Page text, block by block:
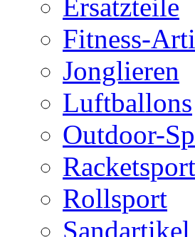
Ersatzteile
Fitness-
Jonglieren
Luftballons
Outdoor-
Racketsport
Rollsport
Sandartikel